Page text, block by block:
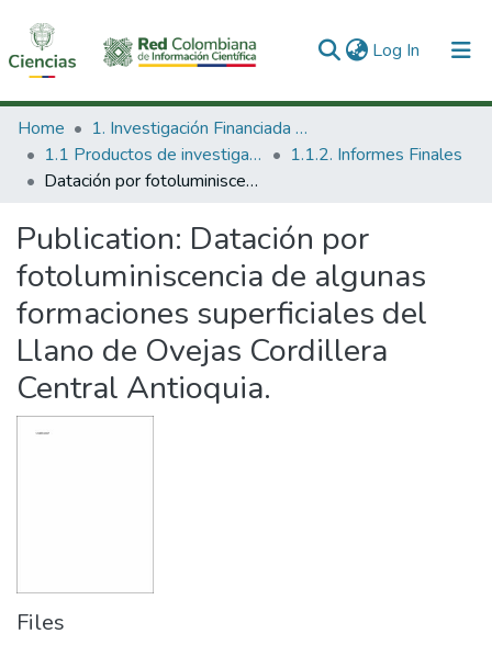
Log In (current)
Communities & Collections
All of DSpace
Home
1. Investigación Financiada con Recursos Públicos
1.1 Productos de investigación
1.1.2. Informes Finales
Datación por fotoluminiscencia de algunas formaciones superficiales del Llano de Ovejas Cordillera Central Antioquia.
Publication: Datación por
fotoluminiscencia de algunas
formaciones superficiales del
Llano de Ovejas Cordillera
Central Antioquia.
Files